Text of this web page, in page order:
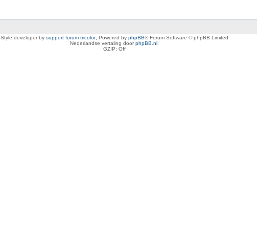
Style developer by support forum tricolor, Powered by phpBB® Forum Software © phpBB Limited
Nederlandse vertaling doorphpBB.nl
GZIP: Off